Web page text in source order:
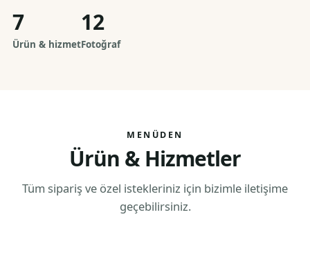
7
Ürün & hizmet
12
Fotoğraf
MENÜDEN
Ürün & Hizmetler
Tüm sipariş ve özel istekleriniz için bizimle iletişime
geçebilirsiniz.